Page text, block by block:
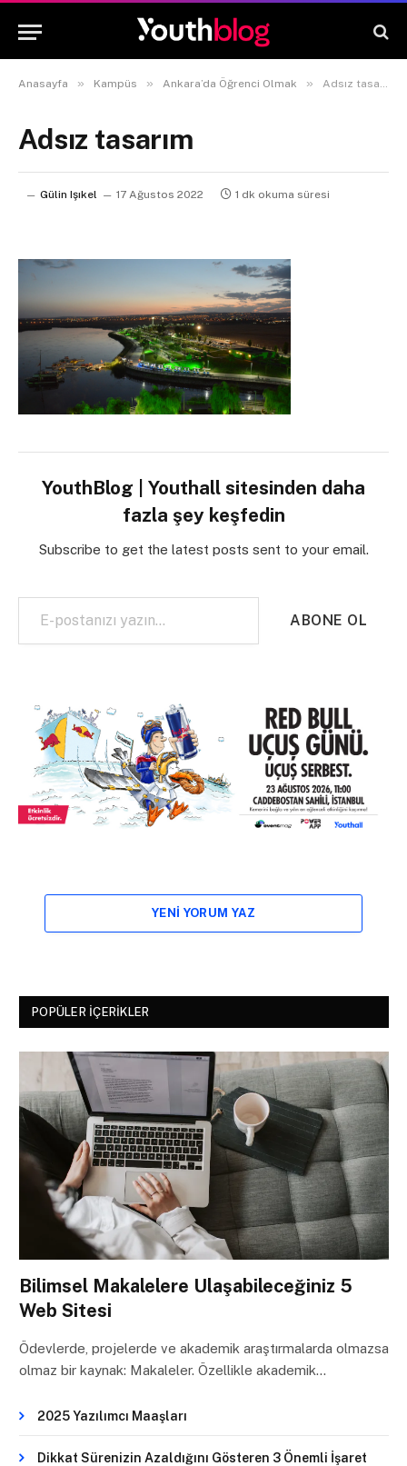
Anasayfa » Kampüs » Ankara’da Öğrenci Olmak » Adsız tasarım
Adsız tasarım
Gülin Işıkel 17 Ağustos 2022 1 dk okuma süresi
YouthBlog | Youthall sitesinden daha
fazla şey keşfedin
Subscribe to get the latest posts sent to your email.
E-postanızı yazın…
ABONE OL
YENI YORUM YAZ
POPÜLER İÇERIKLER
Bilimsel Makalelere Ulaşabileceğiniz 5
Web Sitesi
Ödevlerde, projelerde ve akademik araştırmalarda olmazsa
olmaz bir kaynak: Makaleler. Özellikle akademik…
2025 Yazılımcı Maaşları
Dikkat Sürenizin Azaldığını Gösteren 3 Önemli İşaret